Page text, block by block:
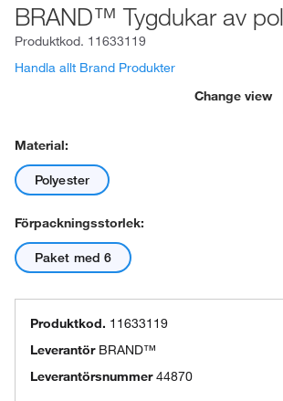
BRAND™ Tygdukar av
Produktkod. 11633119
Handla allt Brand Produkter
Change view
Material:
Polyester
Förpackningsstorlek:
Paket med 6
Produktkod. 11633119
Leverantör BRAND™
Leverantörsnummer 44870